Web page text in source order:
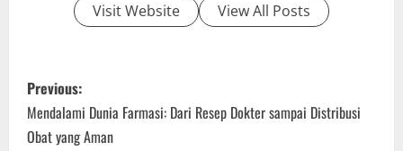
Visit Website View All Posts
P
o
Previous:
Mendalami Dunia Farmasi: Dari Resep Dokter sampai Distribusi
Obat yang Aman